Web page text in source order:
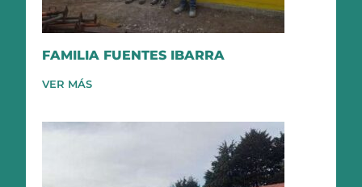
FAMILIA FUENTES IBARRA
VER MÁS